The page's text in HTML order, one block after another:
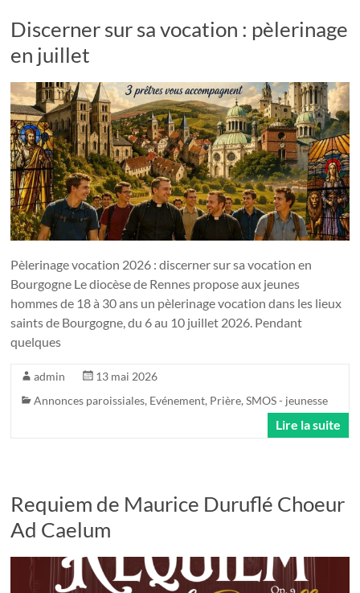
Discerner sur sa vocation : pèlerinage
en juillet
Pèlerinage vocation 2026 : discerner sur sa vocation en
Bourgogne Le diocèse de Rennes propose aux jeunes
hommes de 18 à 30 ans un pèlerinage vocation dans les lieux
saints de Bourgogne, du 6 au 10 juillet 2026. Pendant
quelques
admin
13 mai 2026
Annonces paroissiales, Evénement, Prière,SMOS - jeunesse
Lire la suite
Requiem de Maurice Duruflé Choeur
Ad Caelum ­